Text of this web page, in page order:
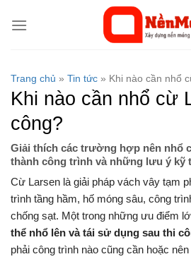
qua
Trang chủ » Tin tức » Khi nào cần nhổ
Khi nào cần nhổ cừ
công?
Giải thích các trường hợp nên nhổ
thành công trình và những lưu ý kỹ
Cừ Larsen là giải pháp vách vây tạm
trình tầng hầm, hố móng sâu, công
chống sạt. Một trong những ưu điểm
thể nhổ lên và tái sử dụng sau thi
phải công trình nào cũng cần hoặc nên